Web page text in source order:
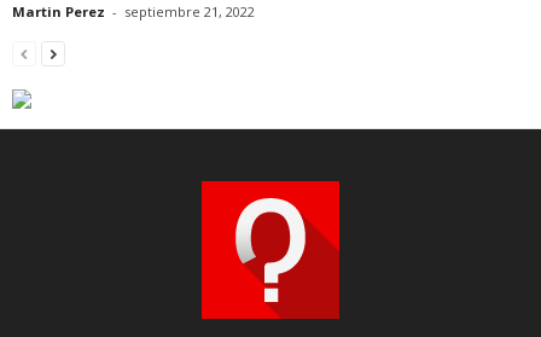
Martin Perez - septiembre 21, 2022